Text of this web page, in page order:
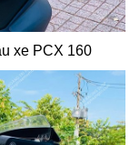
xe PCX 160